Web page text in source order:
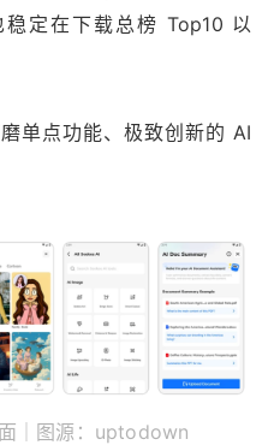
稳定在下载总榜 Top10 以
单点功能、极致创新的 AI
｜图源：uptodown